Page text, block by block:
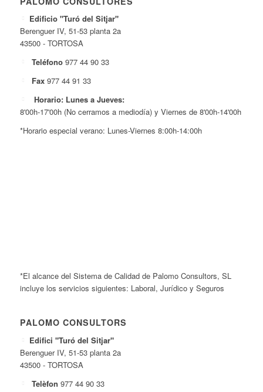
Edificio "Turó del Sitjar"
Berenguer IV, 51-53 planta 2a
43500 - TORTOSA
Teléfono 977 44 90 33
Fax 977 44 91 33
Horario: Lunes a Jueves:
8'00h-17'00h (No cerramos a mediodía) y Viernes de 8'00h-14'00h
*Horario especial verano: Lunes-Viernes 8:00h-14:00h
*El alcance del Sistema de Calidad de Palomo Consultors, SL
incluye los servicios siguientes: Laboral, Jurídico y Seguros
PALOMO CONSULTORS
Edifici "Turó del Sitjar"
Berenguer IV, 51-53 planta 2a
43500 - TORTOSA
Telèfon 977 44 90 33